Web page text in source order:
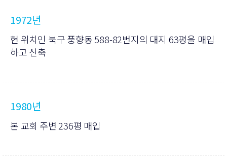
1972년
현 위치인 북구 풍향동 588-82번지의 대지 63평을 매입
하고 신축
1980년
본 교회 주변 236평 매입